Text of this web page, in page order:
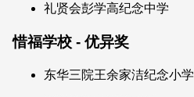
礼贤会彭学高纪念中学
惜福学校 - 优异奖
东华三院王余家洁纪念小学